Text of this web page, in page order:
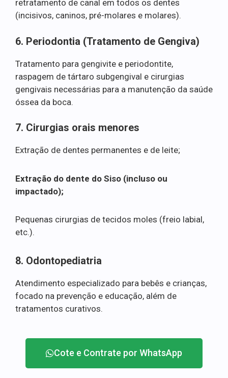
retratamento de canal em todos os dentes
(incisivos, caninos, pré-molares e molares).
6. Periodontia (Tratamento de Gengiva)
Tratamento para gengivite e periodontite,
raspagem de tártaro subgengival e cirurgias
gengivais necessárias para a manutenção da saúde
óssea da boca.
7. Cirurgias orais menores
Extração de dentes permanentes e de leite;
Extração do dente do Siso (incluso ou
impactado);
Pequenas cirurgias de tecidos moles (freio labial,
etc.).
8. Odontopediatria
Atendimento especializado para bebês e crianças,
focado na prevenção e educação, além de
tratamentos curativos.
Cote e Contrate por WhatsApp